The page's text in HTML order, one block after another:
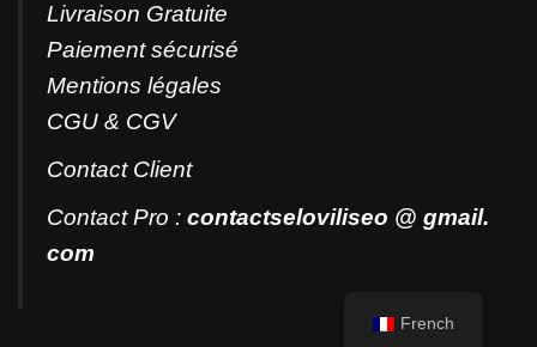
Livraison Gratuite
Paiement sécurisé
Mentions légales
CGU & CGV
ContactClient
Contact Pro : contactseloviliseo @ gmail.
com
French